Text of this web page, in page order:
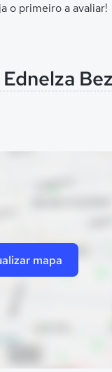
o primeiro a avaliar!
mapa